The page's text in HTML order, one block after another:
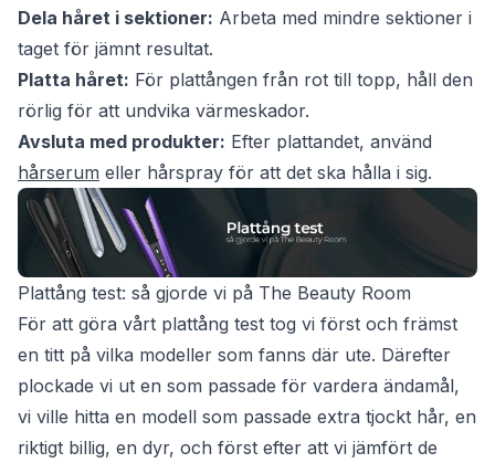
Dela håret i sektioner: Arbeta med mindre sektioner i
taget för jämnt resultat.
Platta håret: För plattången från rot till topp, håll den
rörlig för att undvika värmeskador.
Avsluta med produkter: Efter plattandet, använd
hårserum eller hårspray för att det ska hålla i sig.
Plattång test: så gjorde vi på The Beauty Room
För att göra vårt plattång test tog vi först och främst
en titt på vilka modeller som fanns där ute. Därefter
plockade vi ut en som passade för vardera ändamål,
vi ville hitta en modell som passade extra tjockt hår, en
riktigt billig, en dyr, och först efter att vi jämfört de